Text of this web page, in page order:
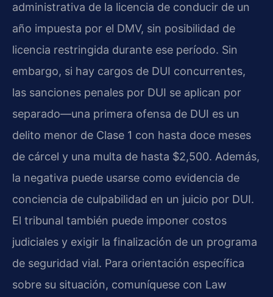
administrativa de la licencia de conducir de un
año impuesta por el DMV, sin posibilidad de
licencia restringida durante ese período. Sin
embargo, si hay cargos de DUI concurrentes,
las sanciones penales por DUI se aplican por
separado—una primera ofensa de DUI es un
delito menor de Clase 1 con hasta doce meses
de cárcel y una multa de hasta $2,500. Además,
la negativa puede usarse como evidencia de
conciencia de culpabilidad en un juicio por DUI.
El tribunal también puede imponer costos
judiciales y exigir la finalización de un programa
de seguridad vial. Para orientación específica
sobre su situación, comuníquese con Law